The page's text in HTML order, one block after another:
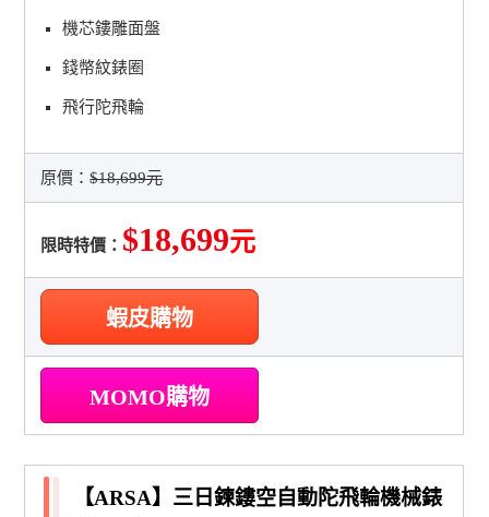
機芯鏤雕面盤
錢幣紋錶圈
飛行陀飛輪
原價：$18,699元
限時特價： $18,699元
蝦皮購物
MOMO購物
【ARSA】三日鍊鏤空自動陀飛輪機械錶